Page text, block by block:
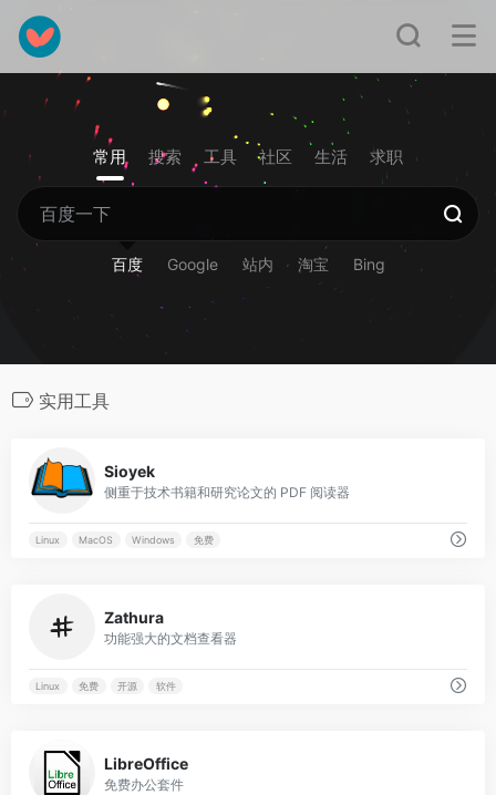
常用 搜索 工具 社区 生活 求职
百度 Google 站内 淘宝 Bing
实用工具
Sioyek
侧重于技术书籍和研究论文的 PDF 阅读器
Linux MacOS Windows 免费
Zathura
功能强大的文档查看器
Linux 免费 开源 软件
LibreOffice
免费办公套件